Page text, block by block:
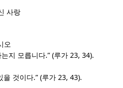
사랑
오
지 모릅니다.” (루가 23, 34).
을 것이다.” (루가 23, 43).
치북5
치북5